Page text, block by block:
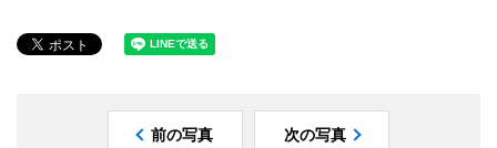
前の写真 次の写真